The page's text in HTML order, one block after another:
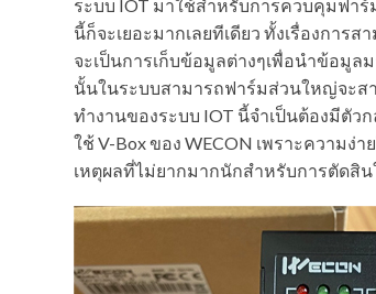
ระบบ IOT มาใช้สำหรับการควบคุมฟา
นี้ก็จะเยอะมากเลยทีเดียว ทั้งเรื่องกา
จะเป็นการเก็บข้อมูลต่างๆเพื่อนำข้อมูล
นั้นในระบบสามารถฟาร์มส่วนใหญ่จะส
ทำงานของระบบ IOT นี้จำเป็นต้องมีตัว
ใช้ V-Box ของ WECON เพราะความ
เหตุผลที่ไม่ยากมากนักสำหรับการตัดสิ